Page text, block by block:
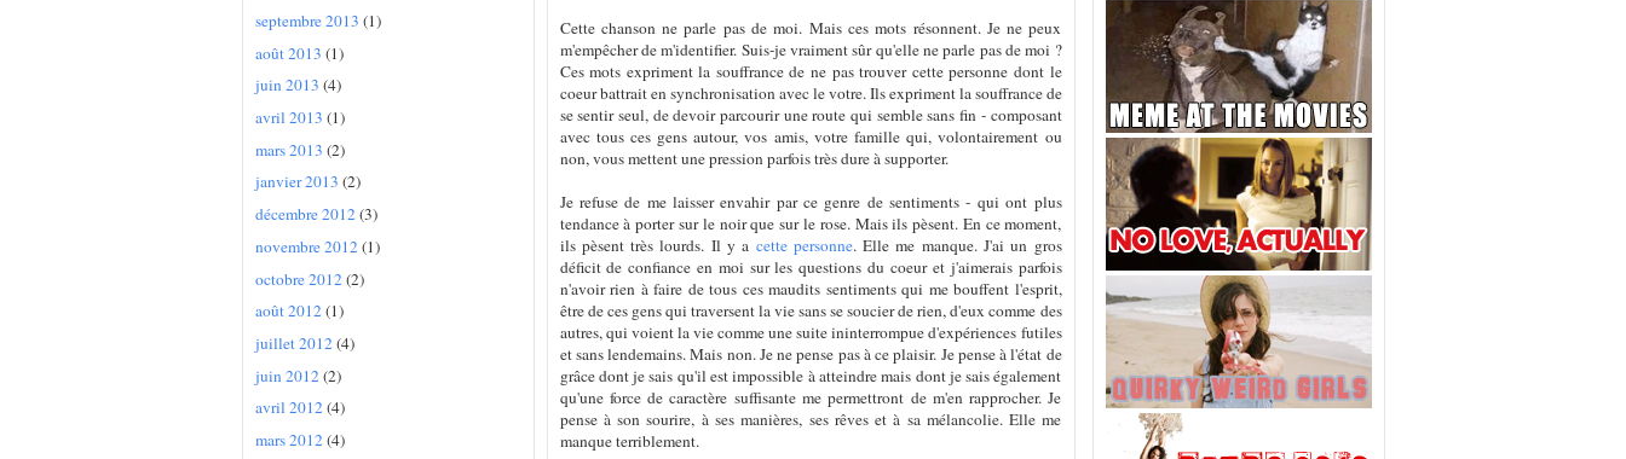
septembre 2013 (1)
août 2013 (1)
juin 2013 (4)
avril 2013 (1)
mars 2013 (2)
janvier 2013 (2)
décembre 2012(3)
novembre 2012(1)
octobre 2012(2)
août 2012(1)
juillet 2012(4)
juin 2012(2)
avril 2012(4)
mars 2012(4)
Cette chanson ne parle pas de moi. Mais ces mots résonnent. Je ne peux
m'empêcher de m'identifier. Suis-je vraiment sûr qu'elle ne parle pas de moi ?
Ces mots expriment la souffrance de ne pas trouver cette personne dont le
coeur battrait en synchronisation avec le votre. Ils expriment la souffrance de
se sentir seul, de devoir parcourir une route qui semble sans fin - composant
avec tous ces gens autour, vos amis, votre famille qui, volontairement ou
non, vous mettent une pression parfois très dure à supporter.
Je refuse de me laisser envahir par ce genre de sentiments - qui ont plus
tendance à porter sur le noir que sur le rose. Mais ils pèsent. En ce moment,
ils pèsent très lourds. Il y a cette personne. Elle me manque. J'ai un gros
déficit de confiance en moi sur les questions du coeur et j'aimerais parfois
n'avoir rien à faire de tous ces maudits sentiments qui me bouffent l'esprit,
être de ces gens qui traversent la vie sans se soucier de rien, d'eux comme des
autres, qui voient la vie comme une suite ininterrompue d'expériences futiles
et sans lendemains. Mais non. Je ne pense pas à ce plaisir. Je pense à l'état de
grâce dont je sais qu'il est impossible à atteindre mais dont je sais également
qu'une force de caractère suffisante me permettront de m'en rapprocher. Je
pense à son sourire, à ses manières, ses rêves et à sa mélancolie. Elle me
manque terriblement.